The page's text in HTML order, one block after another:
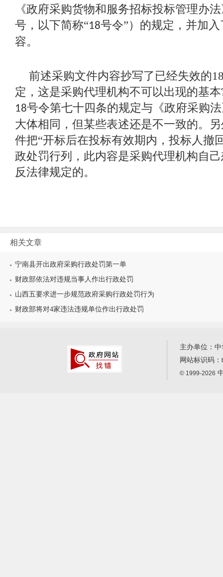
《政府采购货物和服务招标投标管理办
号，以下简称“18号令”）的规定，并加
容。
前述采购文件内容抄写了已经失效的
定，这是采购代理机构不可以出现的基
18号令第七十四条的规定与《政府采购
大体相同，但某些表述还是不一致的。
件把“开标后在投标有效期内，投标人撤
政处罚行列，此内容是采购代理机构自
反法律规定的。
相关文章
宁南县开出政府采购行政处罚第一单
财政部依法对违规当事人作出行政处罚
山西五要求进一步规范政府采购行政处罚行为
财政部将对4家违法违规单位作出行政处罚
主办单位：
网站标识码：
© 1999-2026